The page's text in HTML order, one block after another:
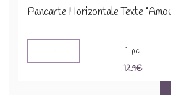
Pancarte Horizontale Texte
- 1 pc
12.9€